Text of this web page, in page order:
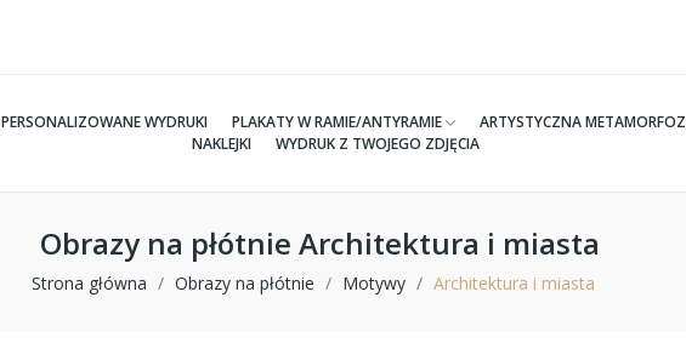
PERSONALIZOWANE WYDRUKI PLAKATY W RAMIE/ANTYRAMIE ARTYSTYCZNA
NAKLEJKI
WYDRUK Z TWOJEGO ZDJĘCIA
Obrazy na płótnie Architektura i miasta
Strona główna Obrazy na płótnie Motywy Architektura i miasta